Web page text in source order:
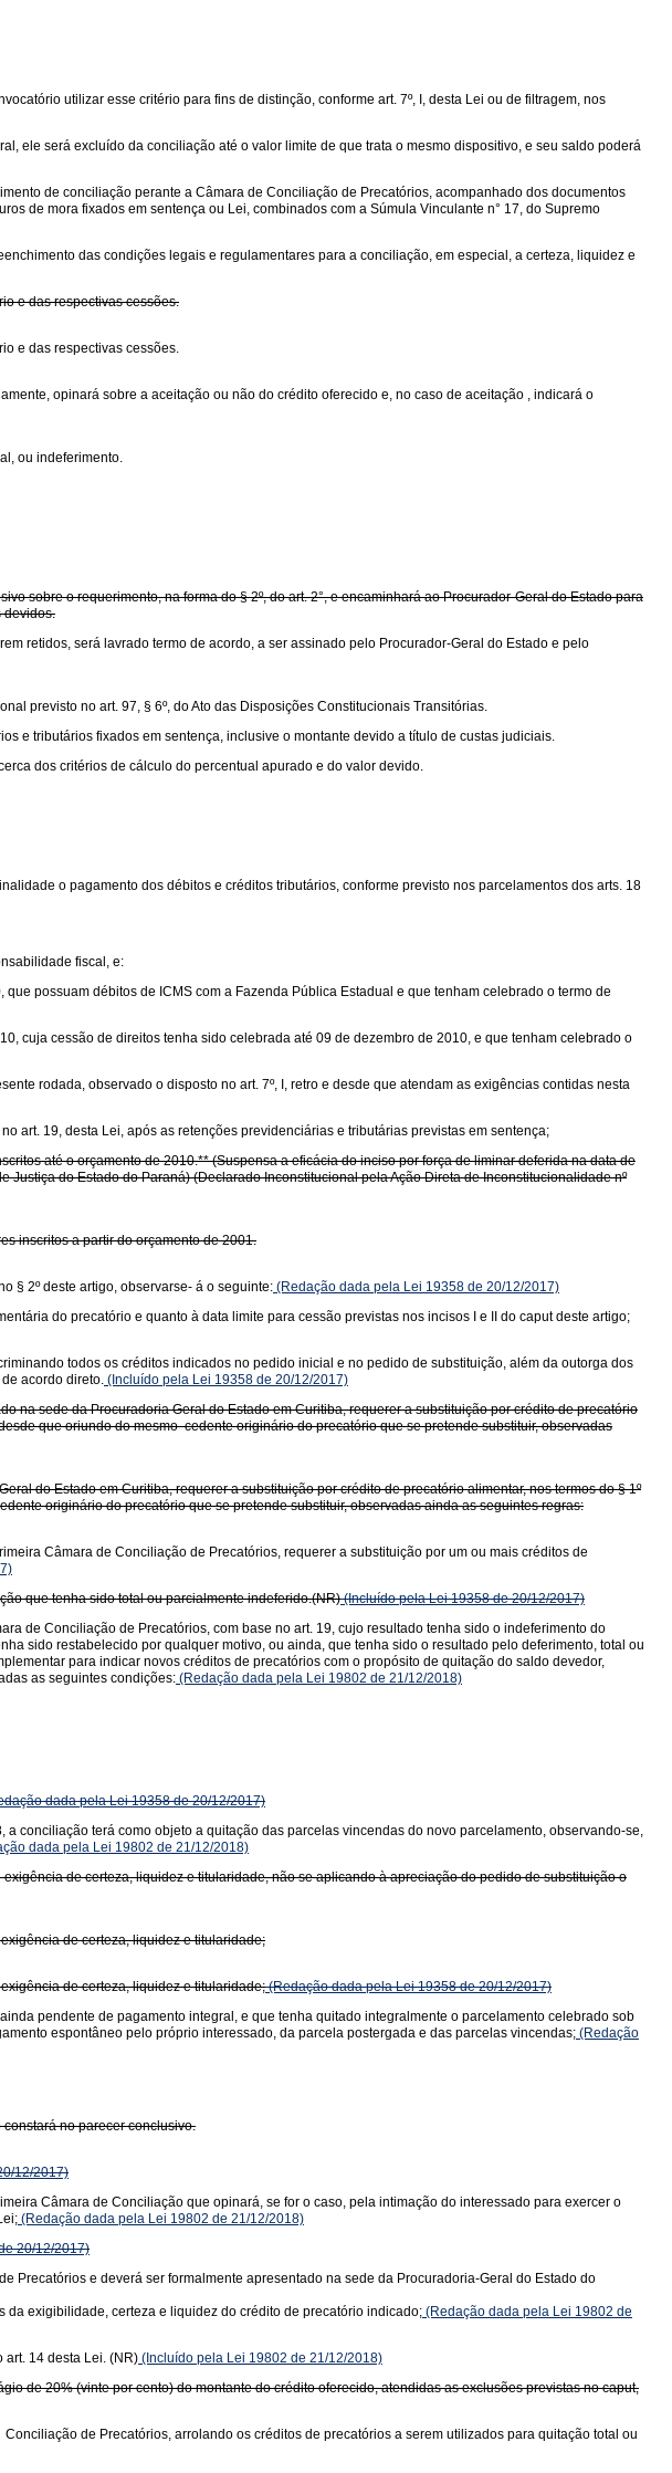
utilizar esse critério para fins de distinção, conforme art. 7º, I, desta Lei ou de filtragem, nos
ele será excluído da conciliação até o valor limite de que trata o mesmo dispositivo, e seu saldo poderá
de conciliação perante a Câmara de Conciliação de Precatórios, acompanhado dos documentos
de mora fixados em sentença ou Lei, combinados com a Súmula Vinculante n° 17, do Supremo
das condições legais e regulamentares para a conciliação, em especial, a certeza, liquidez e
e das respectivas cessões.
e das respectivas cessões.
opinará sobre a aceitação ou não do crédito oferecido e, no caso de aceitação , indicará o
ou indeferimento.
sobre o requerimento, na forma do § 2º, do art. 2°, e encaminhará ao Procurador-Geral do Estado para
devidos.
retidos, será lavrado termo de acordo, a ser assinado pelo Procurador-Geral do Estado e pelo
previsto no art. 97, § 6º, do Ato das Disposições Constitucionais Transitórias.
e tributários fixados em sentença, inclusive o montante devido a título de custas judiciais.
dos critérios de cálculo do percentual apurado e do valor devido.
o pagamento dos débitos e créditos tributários, conforme previsto nos parcelamentos dos arts. 18
fiscal, e:
possuam débitos de ICMS com a Fazenda Pública Estadual e que tenham celebrado o termo de
cuja cessão de direitos tenha sido celebrada até 09 de dezembro de 2010, e que tenham celebrado o
rodada, observado o disposto no art. 7º, I, retro e desde que atendam as exigências contidas nesta
art. 19, desta Lei, após as retenções previdenciárias e tributárias previstas em sentença;
até o orçamento de 2010.** (Suspensa a eficácia do inciso por força de liminar deferida na data de
do Estado do Paraná) (Declarado Inconstitucional pela Ação Direta de Inconstitucionalidade nº
inscritos a partir do orçamento de 2001.
§ 2º deste artigo, observarse- á o seguinte: (Redação dada pela Lei 19358 de 20/12/2017)
do precatório e quanto à data limite para cessão previstas nos incisos I e II do caput deste artigo;
todos os créditos indicados no pedido inicial e no pedido de substituição, além da outorga dos
acordo direto. (Incluído pela Lei 19358 de 20/12/2017)
na sede da Procuradoria Geral do Estado em Curitiba, requerer a substituição por crédito de precatório
que oriundo do mesmo cedente originário do precatório que se pretende substituir, observadas
do Estado em Curitiba, requerer a substituição por crédito de precatório alimentar, nos termos do § 1º
originário do precatório que se pretende substituir, observadas ainda as seguintes regras:
Câmara de Conciliação de Precatórios, requerer a substituição por um ou mais créditos de
que tenha sido total ou parcialmente indeferido.(NR)(Incluído pela Lei 19358 de 20/12/2017)
de Conciliação de Precatórios, com base no art. 19, cujo resultado tenha sido o indeferimento do
sido restabelecido por qualquer motivo, ou ainda, que tenha sido o resultado pelo deferimento, total ou
para indicar novos créditos de precatórios com o propósito de quitação do saldo devedor,
as seguintes condições: (Redação dada pela Lei 19802 de 21/12/2018)
dada pela Lei 19358 de 20/12/2017)
conciliação terá como objeto a quitação das parcelas vincendas do novo parcelamento, observando-se,
dada pela Lei 19802 de 21/12/2018)
de certeza, liquidez e titularidade, não se aplicando à apreciação do pedido de substituição o
de certeza, liquidez e titularidade;
de certeza, liquidez e titularidade;(Redação dada pela Lei 19358 de 20/12/2017)
pendente de pagamento integral, e que tenha quitado integralmente o parcelamento celebrado sob
espontâneo pelo próprio interessado, da parcela postergada e das parcelas vincendas; (Redação
no parecer conclusivo.
12/2017)
Câmara de Conciliação que opinará, se for o caso, pela intimação do interessado para exercer o
(Redação dada pela Lei 19802 de 21/12/2018)
20/12/2017)
Precatórios e deverá ser formalmente apresentado na sede da Procuradoria-Geral do Estado do
exigibilidade, certeza e liquidez do crédito de precatório indicado; (Redação dada pela Lei 19802 de
art. 14 desta Lei. (NR) (Incluído pela Lei 19802 de 21/12/2018)
de 20% (vinte por cento) do montante do crédito oferecido, atendidas as exclusões previstas no caput,
de Precatórios, arrolando os créditos de precatórios a serem utilizados para quitação total ou